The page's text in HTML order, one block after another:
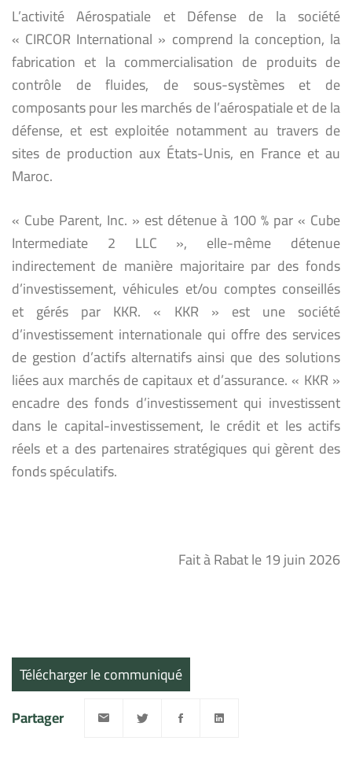
L’activité Aérospatiale et Défense de la société
« CIRCOR International » comprend la conception, la
fabrication et la commercialisation de produits de
contrôle de fluides, de sous-systèmes et de
composants pour les marchés de l’aérospatiale et de la
défense, et est exploitée notamment au travers de
sites de production aux États-Unis, en France et au
Maroc.
« Cube Parent, Inc. » est détenue à 100 % par « Cube
Intermediate 2 LLC », elle-même détenue
indirectement de manière majoritaire par des fonds
d’investissement, véhicules et/ou comptes conseillés
et gérés par KKR. « KKR » est une société
d’investissement internationale qui offre des services
de gestion d’actifs alternatifs ainsi que des solutions
liées aux marchés de capitaux et d’assurance. « KKR »
encadre des fonds d’investissement qui investissent
dans le capital-investissement, le crédit et les actifs
réels et a des partenaires stratégiques qui gèrent des
fonds spéculatifs.
Fait à Rabat le 19 juin 2026
Télécharger le communiqué
Partager